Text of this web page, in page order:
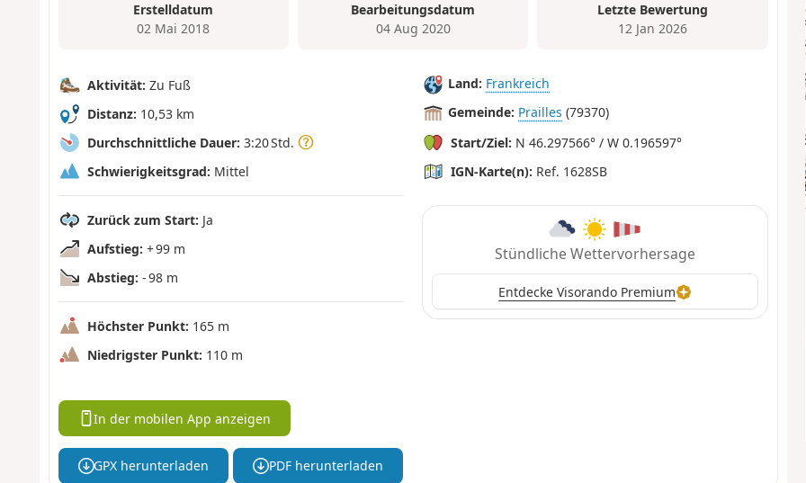
Erstelldatum
02 Mai 2018
Bearbeitungsdatum
04 Aug 2020
Letzte Bewertung
12 Jan 2026
Aktivität: Zu Fuß
Distanz: 10,53 km
Durchschnittliche Dauer: 3:20 Std.
Schwierigkeitsgrad: Mittel
Zurück zum Start: Ja
Aufstieg: + 99 m
Abstieg: - 98 m
Höchster Punkt: 165 m
Niedrigster Punkt: 110 m
Land: Frankreich
Gemeinde: Prailles (79370)
Start/Ziel: N 46.297566° / W 0.196597°
IGN-Karte(n): Ref. 1628SB
Stündliche Wettervorhersage
Entdecke Visorando Premium
In der mobilen App anzeigen
GPX herunterladen PDF herunterladen